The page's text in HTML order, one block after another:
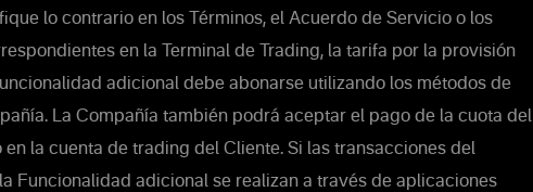
lo contrario en los Términos, el Acuerdo de Servicio o los
en la Terminal de Trading, la tarifa por la provisión
adicional debe abonarse utilizando los métodos de
La Compañía también podrá aceptar el pago de la cuota del
la cuenta de trading del Cliente. Si las transacciones del
Funcionalidad adicional se realizan a través de aplicaciones